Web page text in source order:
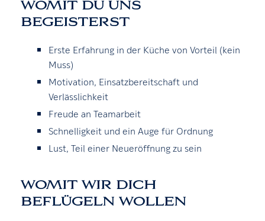
WOMIT DU UNS
BEGEISTERST
Erste Erfahrung in der Küche von Vorteil (kein
Muss)
Motivation, Einsatzbereitschaft und
Verlässlichkeit
Freude an Teamarbeit
Schnelligkeit und ein Auge für Ordnung
Lust, Teil einer Neueröffnung zu sein
WOMIT WIR DICH
BEFLÜGELN WOLLEN